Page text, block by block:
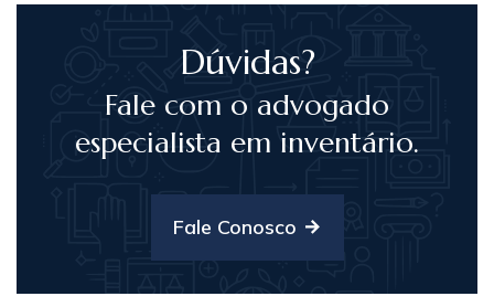
Dúvidas?
Fale com o advogado
especialista em inventário.
Fale Conosco